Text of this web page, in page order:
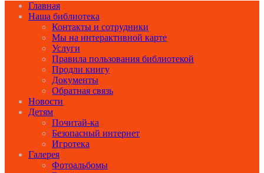
Главная
Наша библиотека
Контакты и сотрудники
Мы на интерактивной карте
Услуги
Правила пользования библиотекой
Продли книгу
Документы
Обратная связь
Новости
Детям
Почитай-ка
Безопасный интернет
Игротека
Галерея
Фотоальбомы